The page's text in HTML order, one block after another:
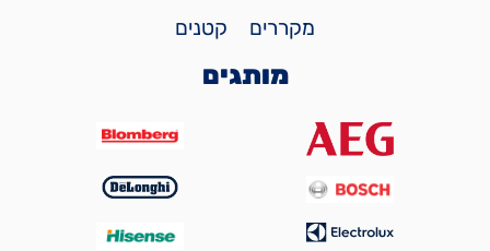
מקררים
קטנים
מותגים